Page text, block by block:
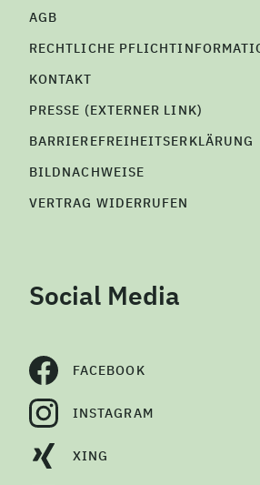
AGB
RECHTLICHE
KONTAKT
PRESSE (EXTERNER LINK)
BARRIEREFREIHEITSERKLÄRUNG
BILDNACHWEISE
VERTRAG WIDERRUFEN
Social Media
FACEBOOK
INSTAGRAM
XING